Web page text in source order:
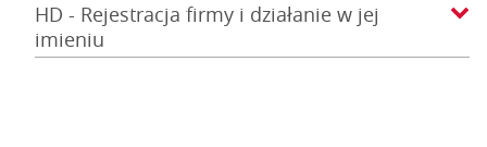
HD - Rejestracja firmy i działanie w jej
imieniu